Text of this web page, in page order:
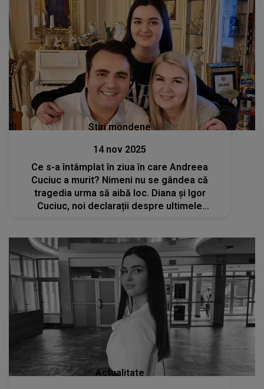
Stiri mondene
14 nov 2025
Ce s-a întâmplat în ziua în care Andreea
Cuciuc a murit? Nimeni nu se gândea că
tragedia urma să aibă loc. Diana și Igor
Cuciuc, noi declarații despre ultimele
Actualitate